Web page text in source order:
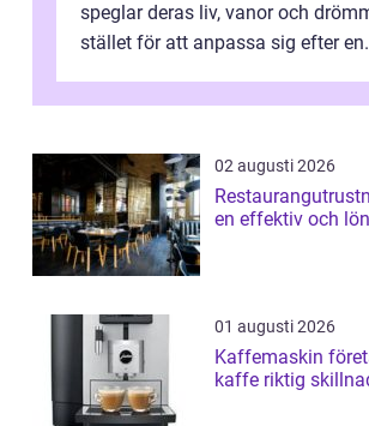
speglar deras liv, vanor och
stället för att anpassa sig efter en
02 augusti 2026
en effektiv och
01 augusti 2026
Kaffemaskin
kaffe riktig